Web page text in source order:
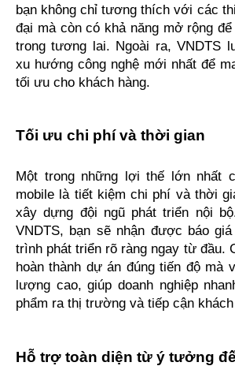
bạn không chỉ tương thích với các
đại mà còn có khả năng mở rộng
trong tương lai. Ngoài ra, VNDTS
xu hướng công nghệ mới nhất để
tối ưu cho khách hàng.
Tối ưu chi phí và thời gian
Một trong những lợi thế lớn nhất
mobile là tiết kiệm chi phí và thời
xây dựng đội ngũ phát triển nội
VNDTS, bạn sẽ nhận được báo
trình phát triển rõ ràng ngay từ đầu.
hoàn thành dự án đúng tiến độ mà
lượng cao, giúp doanh nghiệp
phẩm ra thị trường và tiếp cận
Hỗ trợ toàn diện từ ý tưởng